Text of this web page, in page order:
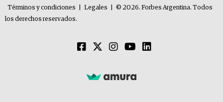
Términos y condiciones
Legales
© 2026. Forbes Argentina. Todos
los derechos reservados.